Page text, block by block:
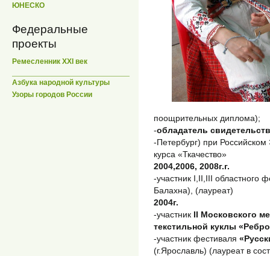
ЮНЕСКО
Федеральные
проекты
Ремесленник XXI век
Азбука народной культуры
Узоры городов России
поощрительных диплома);
-обладатель
-Петербург) при
курса «Ткачество»
2004,2006, 2008г.г.
-участник I,II,III областного
Балахна), (лауреат)
2004г.
-участник II Московского
текстильной куклы
-участник фестиваля
(г.Ярославль) (лауреат в